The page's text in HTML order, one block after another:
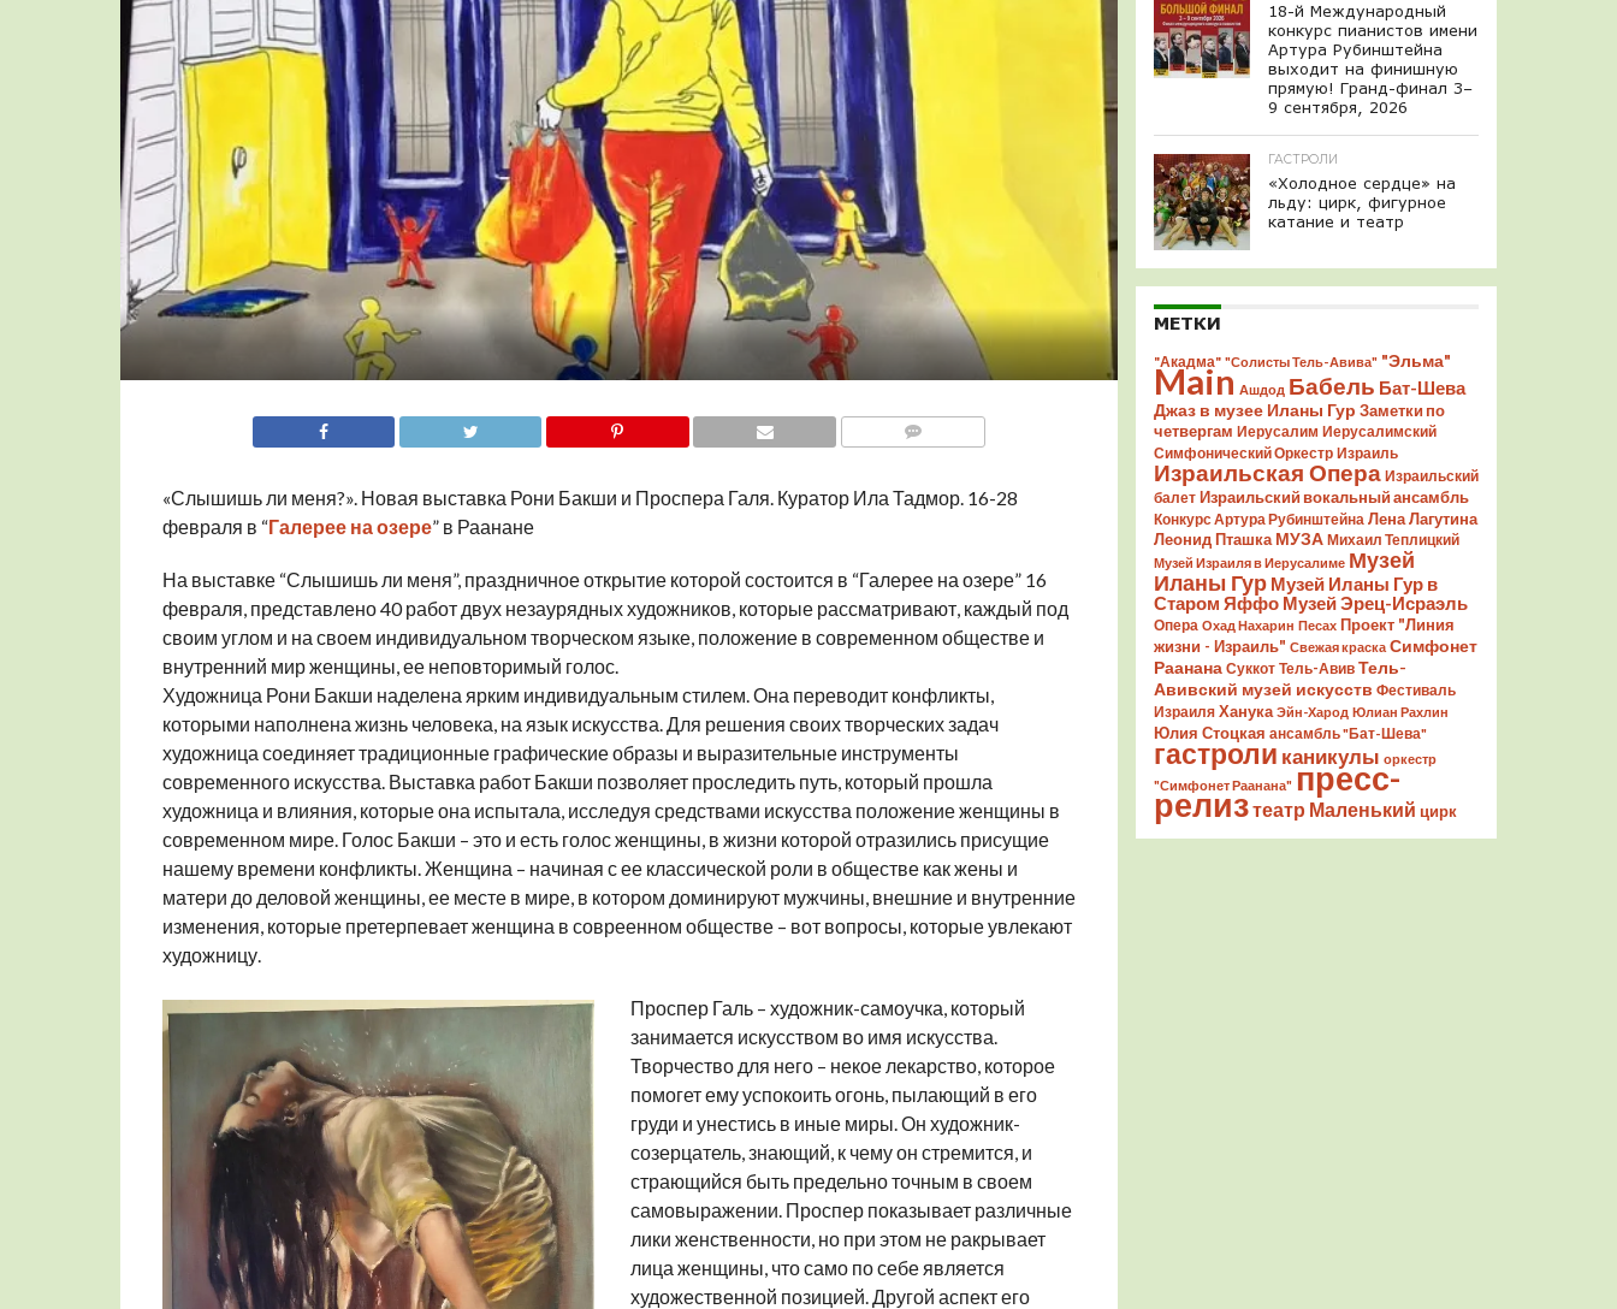
«Слышишь ли меня?». Новая выставка Рони Бакши и Проспера Галя. Куратор Ила Тадмор. 16-28
февраля в “Галерее на озере” в Раанане
На выставке “Слышишь ли меня”, праздничное открытие которой состоится в “Галерее на озере” 16
февраля, представлено 40 работ двух незаурядных художников, которые рассматривают, каждый под
своим углом и на своем индивидуальном творческом языке, положение в современном обществе и
внутренний мир женщины, ее неповторимый голос.
Художница Рони Бакши наделена ярким индивидуальным стилем. Она переводит конфликты,
которыми наполнена жизнь человека, на язык искусства. Для решения своих творческих задач
художница соединяет традиционные графические образы и выразительные инструменты
современного искусства. Выставка работ Бакши позволяет проследить путь, который прошла
художница и влияния, которые она испытала, исследуя средствами искусства положение женщины в
современном мире. Голос Бакши – это и есть голос женщины, в жизни которой отразились присущие
нашему времени конфликты. Женщина – начиная с ее классической роли в обществе как жены и
матери до деловой женщины, ее месте в мире, в котором доминируют мужчины, внешние и внутренние
изменения, которые претерпевает женщина в совреенном обществе – вот вопросы, которые увлекают
художницу.
Проспер Галь – художник-самоучка, который
занимается искусством во имя искусства.
Творчество для него – некое лекарство, которое
помогет ему успокоить огонь, пылающий в его
груди и унестись в иные миры. Он художник-
созерцатель, знающий, к чему он стремится, и
страющийся быть предельно точным в своем
самовыражении. Проспер показывает различные
лики женственности, но при этом не ракрывает
лица женщины, что само по себе является
художественной позицией. Другой аспект его
18-й Международный
конкурс пианистов имени
Артура Рубинштейна
выходит на финишную
прямую! Гранд-финал 3–
9 сентября, 2026
ГАСТРОЛИ
«Холодное сердце» на
льду: цирк, фигурное
катание и театр
МЕТКИ
"Акадма" "Солисты Тель-Авива" "Эльма"
Main Ашдод Бабель Бат-Шева
Джаз в музее Иланы Гур Заметки по
четвергам Иерусалим Иерусалимский
Симфонический Оркестр Израиль
Израильская Опера Израильский
балет Израильский вокальный ансамбль
Конкурс Артура Рубинштейна Лена Лагутина
Леонид Пташка МУЗА Михаил Теплицкий
Музей Израиля в Иерусалиме Музей
Иланы Гур Музей Иланы Гур в
Старом Яффо Музей Эрец-Исраэль
Опера Охад Нахарин Песах Проект "Линия
жизни - Израиль" Свежая краска Симфонет
Раанана Суккот Тель-Авив Тель-
Авивский музей искусств Фестиваль
Израиля Ханука Эйн-Харод Юлиан Рахлин
Юлия Стоцкая ансамбль "Бат-Шева"
гастроли каникулы оркестр
"Симфонет Раанана" пресс-
релизтеатр Маленький цирк